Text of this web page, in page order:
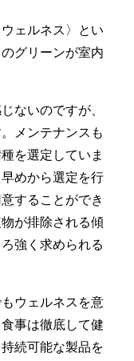
ェルネス〉とい
グリーンが室内
ないのですが、
メンテナンスも
を選定していま
めから選定を行
することができ
が排除される傾
強く求められる
ウェルネスを意
事は徹底して健
続可能な製品を